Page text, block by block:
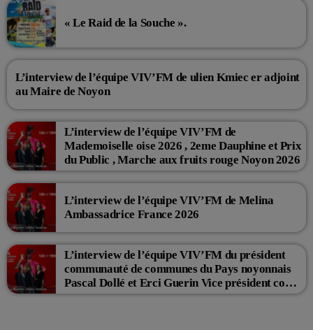
« Le Raid de la Souche ».
L’interview de l’équipe VIV’FM de ulien Kmiec er adjoint
au Maire de Noyon
L’interview de l’équipe VIV’FM de
Mademoiselle oise 2026 , 2eme Dauphine et Prix
du Public , Marche aux fruits rouge Noyon 2026
L’interview de l’équipe VIV’FM de Melina
Ambassadrice France 2026
L’interview de l’équipe VIV’FM du président
communauté de communes du Pays noyonnais
Pascal Dollé et Erci Guerin Vice président com
de com